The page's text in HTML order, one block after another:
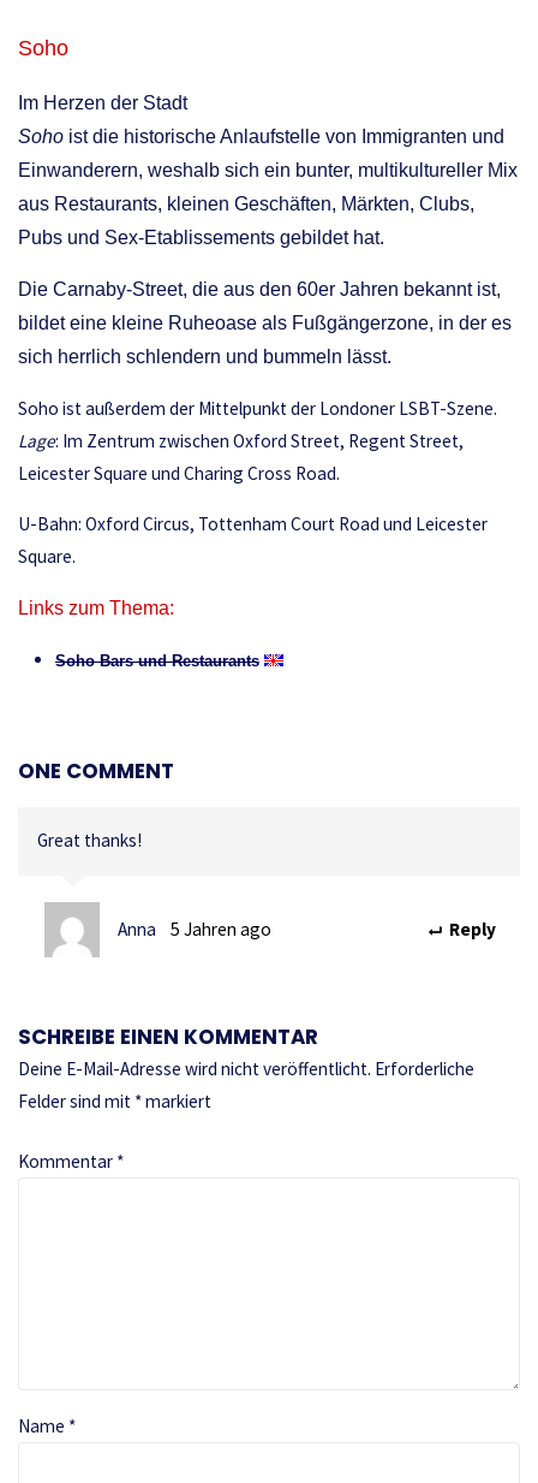
Soho
Im Herzen der Stadt
Soho ist die historische Anlaufstelle von Immigranten und
Einwanderern, weshalb sich ein bunter, multikultureller Mix
aus Restaurants, kleinen Geschäften, Märkten, Clubs,
Pubs und Sex-Etablissements gebildet hat.
Die Carnaby-Street, die aus den 60er Jahren bekannt ist,
bildet eine kleine Ruheoase als Fußgängerzone, in der es
sich herrlich schlendern und bummeln lässt.
Soho ist außerdem der Mittelpunkt der Londoner LSBT-Szene.
Lage: Im Zentrum zwischen Oxford Street, Regent Street,
Leicester Square und Charing Cross Road.
U-Bahn: Oxford Circus, Tottenham Court Road und Leicester
Square.
Links zum Thema:
Soho Bars und Restaurants
ONE COMMENT
Great thanks!
Anna 5 Jahren ago Reply
SCHREIBE EINEN KOMMENTAR
Deine E-Mail-Adresse wird nicht veröffentlicht. Erforderliche
Felder sind mit *markiert
Kommentar *
Name *